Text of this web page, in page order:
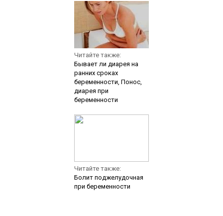
Читайте также:
Бывает ли диарея на
ранних сроках
беременности, Понос,
диарея при
беременности
Читайте также:
Болит поджелудочная
при беременности